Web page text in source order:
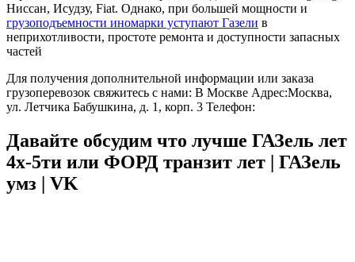
Ниссан, Исудзу, Fiat. Однако, при большей мощности и
грузоподъемности иномарки уступают Газели в
неприхотливости, простоте ремонта и доступности запасных
частей
Для получения дополнительной информации или заказа
грузоперевозок свяжитесь с нами: В Москве Адрес:Москва,
ул. Летчика Бабушкина, д. 1, корп. 3 Телефон:
Давайте обсудим что лучше ГАЗель лет
4х-5ти или ФОРД транзит лет | ГАЗель
умз | VK